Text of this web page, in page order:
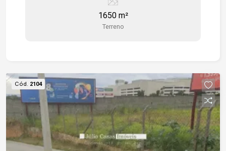
atividades comercias e industriais. Facilidade de
acesso a Castelinho e Raposo Tavares.
1650 m²
Terreno
Cód. 2104